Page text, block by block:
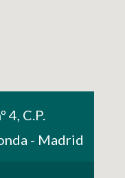
4, C.P.
- Madrid